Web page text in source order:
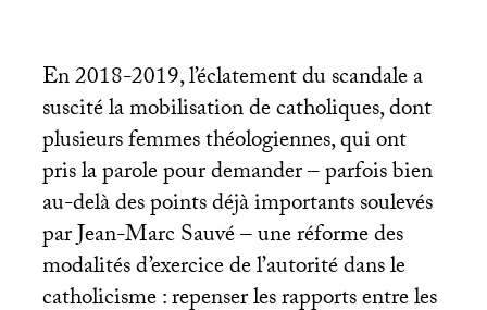
En 2018-2019, l’éclatement du scandale a
suscité la mobilisation de catholiques, dont
plusieurs femmes théologiennes, qui ont
pris la parole pour demander – parfois bien
au-delà des points déjà importants soulevés
par Jean-Marc Sauvé – une réforme des
modalités d’exercice de l’autorité dans le
catholicisme : repenser les rapports entre les